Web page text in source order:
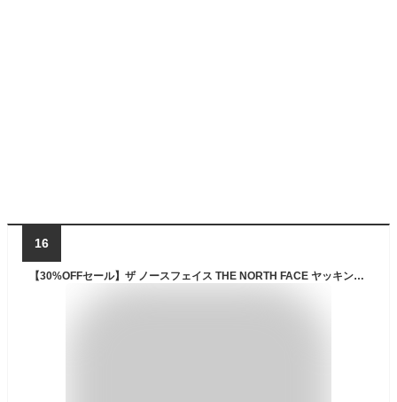
16
【30%OFFセール】ザ ノースフェイス THE NORTH FACE ヤッキンジャケット アウター キャンプ アウトドア 冬 防寒 撥水 保温性 静電ケア設計 軽量 メンズ レディース 黒 ケルプタン ニュートープ NY82232【サステナブル素材】